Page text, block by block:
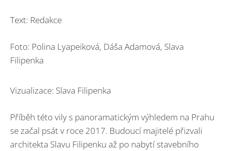
Text: Redakce
Foto: Polina Lyapeiková, Dáša Adamová, Slava
Filipenka
Vizualizace: Slava Filipenka
Příběh této vily s panoramatickým výhledem na Prahu
se začal psát v roce 2017. Budoucí majitelé přizvali
architekta Slavu Filipenku až po nabytí stavebního